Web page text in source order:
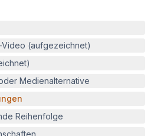
Video (aufgezeichnet)
Medienalternative
Reihenfolge